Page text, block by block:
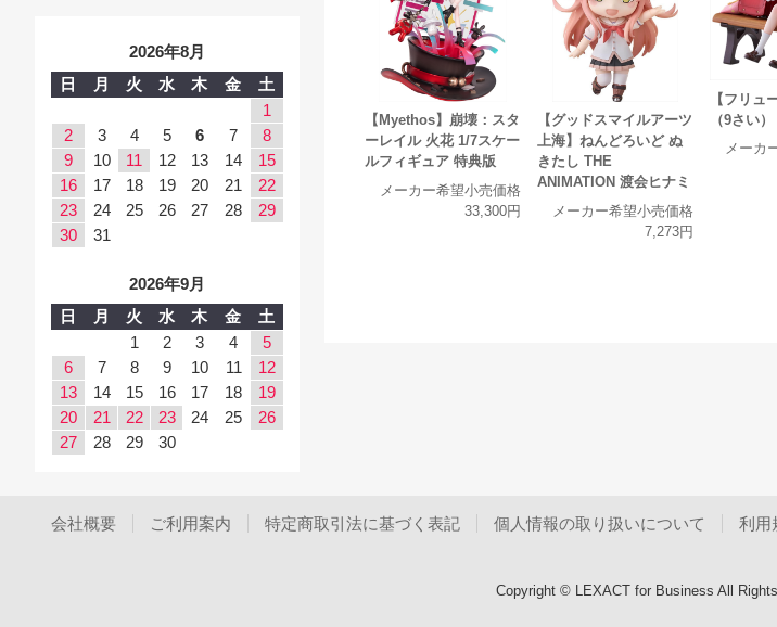
【Myethos】崩壊：スタ
ーレイル 火花 1/7スケー
ルフィギュア 特典版
メーカー希望小売価格
33,300円
【グッドスマイルアーツ
上海】ねんどろいど ぬ
きたし THE
ANIMATION 渡会ヒナミ
メーカー希望小売価格
7,273円
【フリュ
（9さい）
メーカ
2026年8月
日
月 火 水 木 金
土
1
2
3 4 5 6 7
8
9
10 11 12 13 14
15
16
17 18 19 20 21
22
23
24 25 26 27 28
29
30
31
2026年9月
日
月 火 水 木 金
土
1
2 3 4
5
6
7 8 9 10 11
12
13
14 15 16 17 18
19
20
21 22 23 24 25
26
27
28 29 30
会社概要 ご利用案内 特定商取引法に基づく表記 個人情報の取り扱いについて 利用
Copyright © LEXACT for Business All